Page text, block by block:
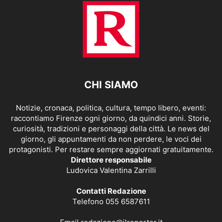
CHI SIAMO
Notizie, cronaca, politica, cultura, tempo libero, eventi:
raccontiamo Firenze ogni giorno, da quindici anni. Storie,
curiosità, tradizioni e personaggi della città. Le news del
giorno, gli appuntamenti da non perdere, le voci dei
protagonisti. Per restare sempre aggiornati gratuitamente.
Direttore responsabile
Ludovica Valentina Zarrilli
Contatti Redazione
Telefono 055 6587611